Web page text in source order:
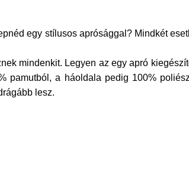
egy stílusos aprósággal? Mindkét
mindenkit. Legyen az egy apró
pamutból, a háoldala pedig 100%
lesz.